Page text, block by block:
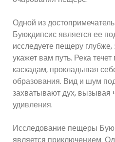
Одной из
Буюкдипсис является ее
исследуете пещеру
укажет вам путь. Река
каскадам, прокладывая
образования. Вид и шум
захватывают дух, вызывая
удивления.
Исследование пещеры
является приключением.